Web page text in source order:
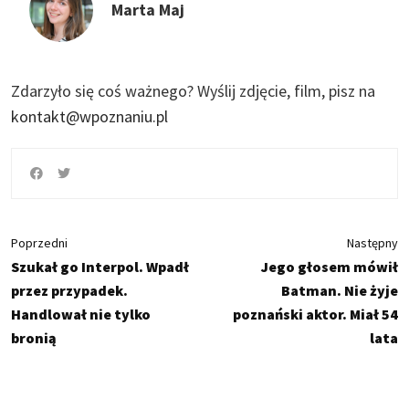
Marta Maj
Zdarzyło się coś ważnego?Wyślij zdjęcie, film, pisz na
kontakt@wpoznaniu.pl
Poprzedni
Szukał go Interpol. Wpadł
przez przypadek.
Handlował nie tylko
bronią
Następny
Jego głosem mówił
Batman. Nie żyje
poznański aktor. Miał 54
lata